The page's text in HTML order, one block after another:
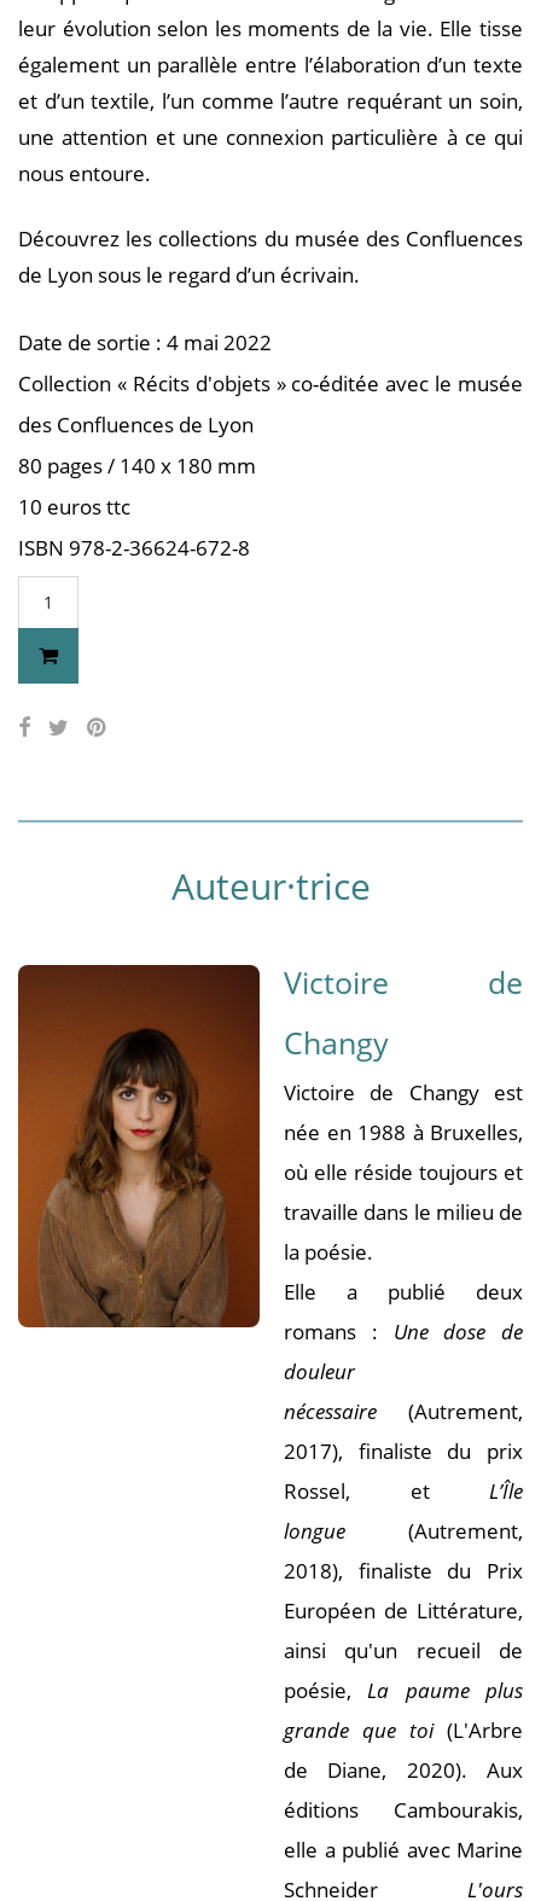
leur évolution selon les moments de la vie. Elle tisse
également un parallèle entre l’élaboration d’un texte
et d’un textile, l’un comme l’autre requérant un soin,
une attention et une connexion particulière à ce qui
nous entoure.
Découvrez les collections du musée des Confluences
de Lyon sous le regard d’un écrivain.
Date de sortie : 4 mai 2022
Collection « Récits d'objets » co-éditée avec le musée
des Confluences de Lyon
80 pages / 140 x 180 mm
10 euros ttc
ISBN 978-2-36624-672-8
Auteur·trice
Victoire de
Changy
Victoire de Changy est
née en 1988 à Bruxelles,
où elle réside toujours et
travaille dans le milieu de
la poésie.
Elle a publié deux
romans : Une dose de
douleur
nécessaire (Autrement,
2017), finaliste du prix
Rossel, et L’Île
longue (Autrement,
2018), finaliste du Prix
Européen de Littérature,
ainsi qu'un recueil de
poésie,La paume plus
grande que toi (L'Arbre
de Diane, 2020). Aux
éditions Cambourakis,
elle a publié avec Marine
Schneider L'ours